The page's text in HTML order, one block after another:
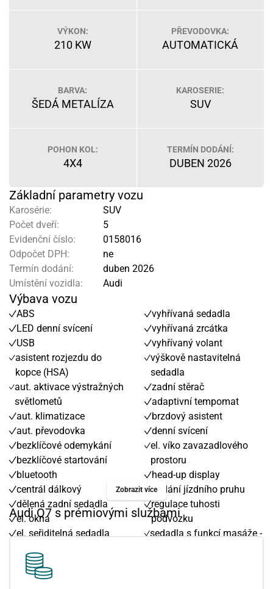
VÝKON:
210 KW
PŘEVODOVKA:
AUTOMATICKÁ
BARVA:
ŠEDÁ METALÍZA
KAROSERIE:
SUV
POHON KOL:
4X4
TERMÍN DODÁNÍ:
DUBEN 2026
Základní parametry vozu
Karosérie:
SUV
Počet dveří:
5
Evidenční číslo:
0158016
Odpočet DPH:
ne
Termín dodání:
duben 2026
Umístění vozidla:
Audi
Výbava vozu
ABS
LED denní svícení
USB
asistent rozjezdu do
kopce (HSA)
aut. aktivace výstražných
světlometů
aut. klimatizace
aut. převodovka
bezklíčové odemykání
bezklíčové startování
bluetooth
centrál dálkový
dělená zadní sedadla
el. okna
el. seřiditelná sedadla
el. zrcátka
filtr pevných částic
vyhřívaná sedadla
vyhřívaná zrcátka
vyhřívaný volant
výškově nastavitelná
sedadla
zadní stěrač
adaptivní tempomat
brzdový asistent
denní svícení
el. víko zavazadlového
prostoru
head-up display
hlídání jízdního pruhu
regulace tuhosti
podvozku
sedadla s funkcí masáže -
Zobrazit více
Audi Q7 s prémiovými službami